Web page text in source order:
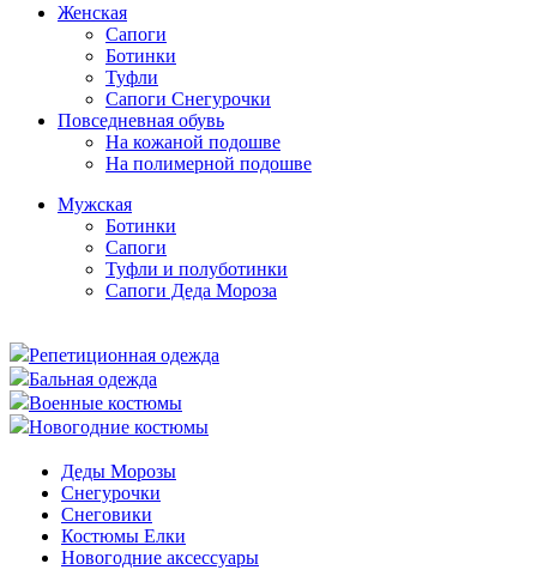
Женская
Сапоги
Ботинки
Туфли
Сапоги Снегурочки
Повседневная обувь
На кожаной подошве
На полимерной подошве
Мужская
Ботинки
Сапоги
Туфли и полуботинки
Сапоги Деда Мороза
Репетиционная одежда
Бальная одежда
Военные костюмы
Новогодние костюмы
Деды Морозы
Снегурочки
Снеговики
Костюмы Елки
Новогодние аксессуары